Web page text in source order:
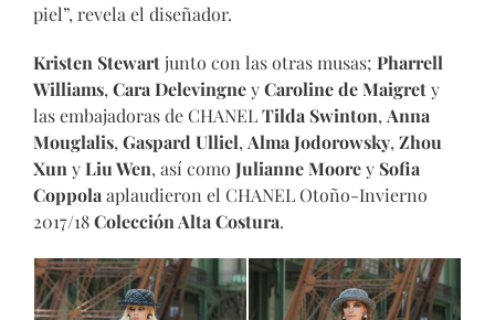
piel”, revela el diseñador.
Kristen Stewartjunto con las otras musas; Pharrell
Williams, Cara DelevingneyCaroline de Maigrety
las embajadoras de CHANELTilda Swinton, Anna
Mouglalis, Gaspard Ulliel, Alma Jodorowsky, Zhou
Xun yLiu Wen, así como Julianne Moorey Sofia
Coppola aplaudieron el CHANEL Otoño-Invierno
2017/18Colección Alta Costura.